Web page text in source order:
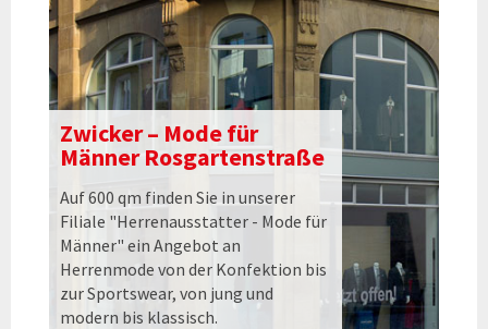
Zwicker – Mode für
Männer Rosgartenstraße
Auf 600 qm finden Sie in unserer
Filiale "Herrenausstatter - Mode für
Männer" ein Angebot an
Herrenmode von der Konfektion bis
zur Sportswear, von jung und
modern bis klassisch.